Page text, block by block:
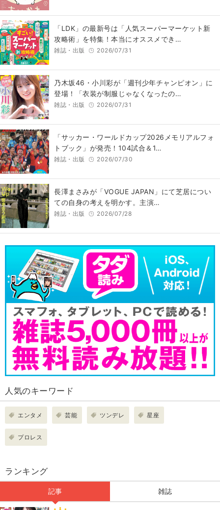
「LDK」の最新号は「人気スーパーマーケット新
攻略術」を特集！本当にオススメでき…
雑誌・出版 2026/07/31
乃木坂46・小川彩が「週刊少年チャンピオン」に
登場！「衣装が制服じゃなくなったの…
雑誌・出版 2026/07/31
「サッカー・ワールドカップ2026メモリアルフォ
トブック」が発売！104試合＆1…
雑誌・出版 2026/07/30
長澤まさみが「VOGUE JAPAN」にて芝居につい
ての自身の考えを明かす。主演…
雑誌・出版 2026/07/28
人気のキーワード
エンタメ 芸能 ツンデレ 星座
プロレス
ランキング
記事 雑誌